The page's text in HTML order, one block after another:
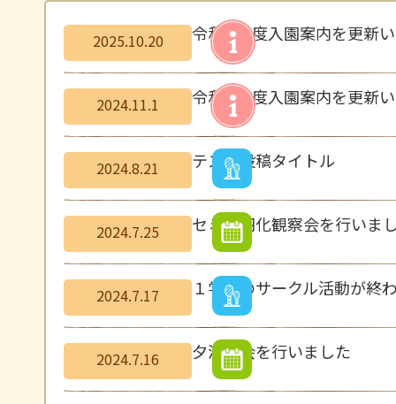
2025.10.20 令和 8年度入園案内を更新
2024.11.1 令和 7年度入園案内を更新
2024.8.21 テスト投稿タイトル
2024.7.25 セミの羽化観察会を行いま
2024.7.17 １学期のサークル活動が終
2024.7.16 夕涼み会を行いました